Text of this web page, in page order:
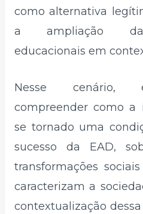
como alternativa
a ampliação
educacionais em
Nesse cenário,
compreender como a
se tornado uma
sucesso da EAD,
transformações
caracterizam a
contextualização